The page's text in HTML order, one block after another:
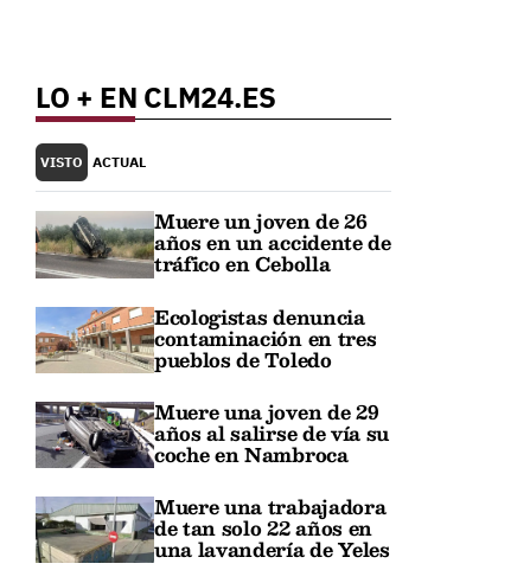
LO + EN CLM24.ES
VISTO ACTUAL
Muere un joven de 26
años en un accidente de
tráfico en Cebolla
Ecologistas denuncia
contaminación en tres
pueblos de Toledo
Muere una joven de 29
años al salirse de vía su
coche en Nambroca
Muere una trabajadora
de tan solo 22 años en
una lavandería de Yeles